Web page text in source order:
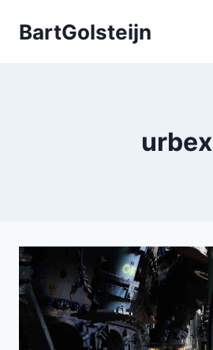
naarBartGolsteijn
urbex